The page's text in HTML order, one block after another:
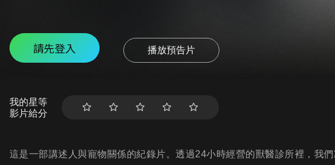
請先登入 播放預告片
我的星等
影片給分
這是一部講述人與寵物關係的紀錄片。透過24小時經營的獸醫診所裡，我